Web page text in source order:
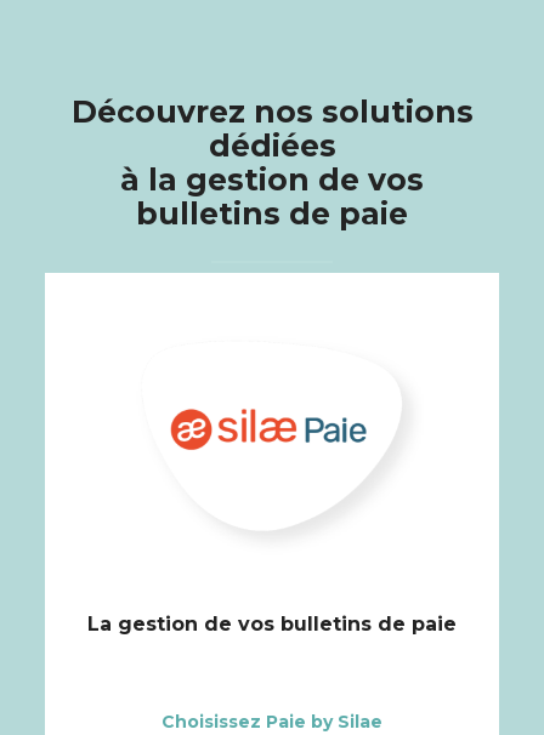
Découvrez nos solutions
dédiées
à la gestion de vos
bulletins de paie
La gestion de vos bulletins de paie
Choisissez Paie by Silae